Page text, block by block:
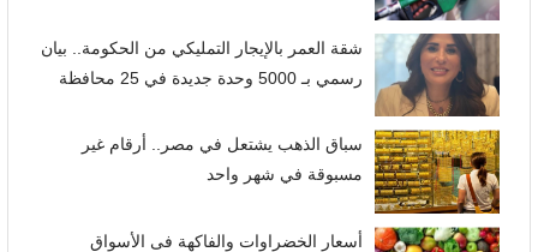
شقة العمر بالإيجار التمليكي من الحكومة.. بيان
رسمي بـ 5000 وحدة جديدة في 25 محافظة
سباق الذهب يشتعل في مصر.. أرقام غير
مسبوقة في شهر واحد
أسعار الخضراوات والفاكهة فى الأسواق